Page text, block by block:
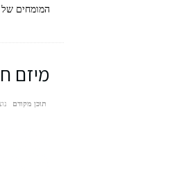
המומחים של TAYSOFUNDS ריכזו לכם את כל המידע והתשובות הנדרשות כדי לצלוח את המכשולים בדרך לנכס.
מיזם
תוכן מקודם נוצר ב